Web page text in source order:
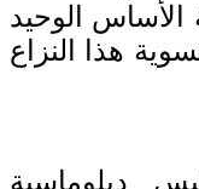
الأساس الوحيد
هذا النزاع
دبلوماسية